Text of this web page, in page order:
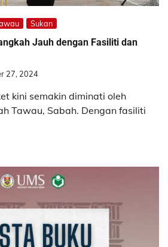
Sukan
Jauh dengan Fasiliti dan
27, 2024
kini semakin diminati oleh
Tawau, Sabah. Dengan fasiliti